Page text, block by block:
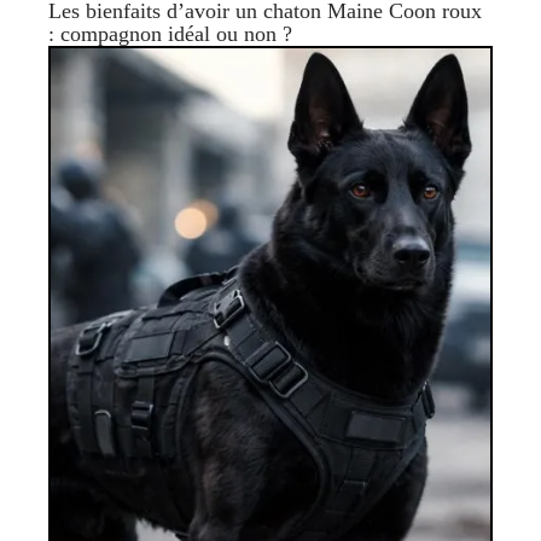
Les bienfaits d’avoir un chaton Maine Coon roux
: compagnon idéal ou non ?